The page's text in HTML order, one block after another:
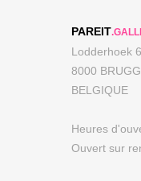
PAREIT
Lodderhoek
8000
BELGIQUE
Heures
Ouvert sur